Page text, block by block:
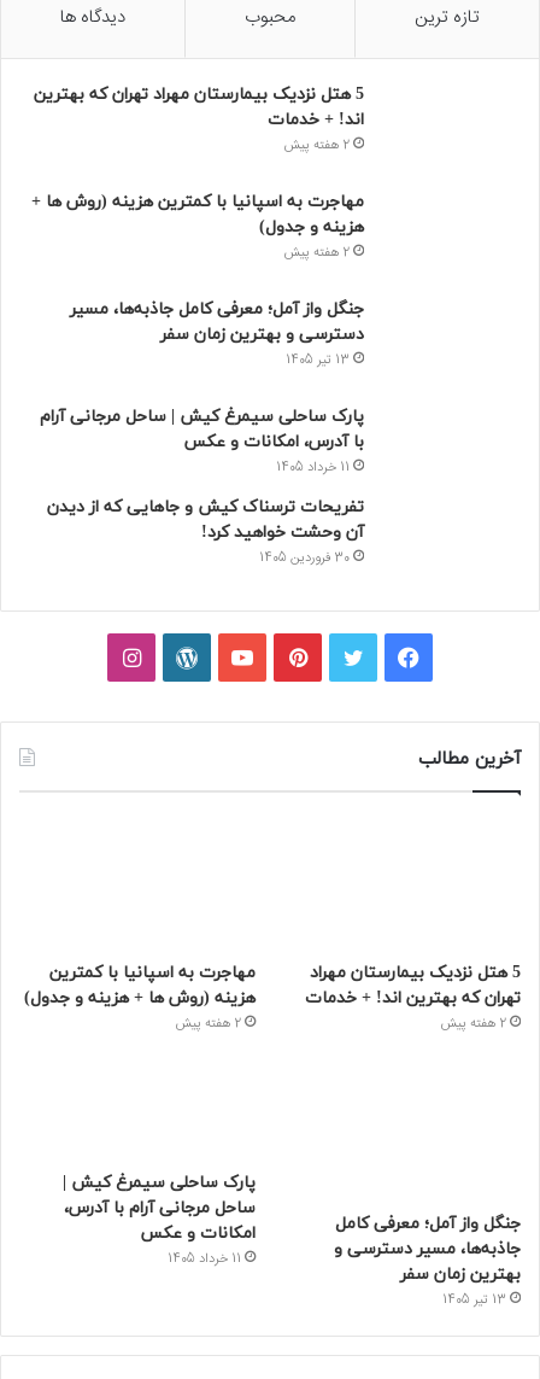
تازه ترین محبوب دیدگاه ها
5 هتل نزدیک بیمارستان مهراد تهران که بهترین‌
اند! + خدمات
2 هفته پیش
مهاجرت به اسپانیا با کمترین هزینه (روش ها +
هزینه و جدول)
2 هفته پیش
جنگل واز آمل؛ معرفی کامل جاذبه‌ها، مسیر
دسترسی و بهترین زمان سفر
13 تیر 1405
پارک ساحلی سیمرغ کیش | ساحل مرجانی آرام
با آدرس، امکانات و عکس
11 خرداد 1405
تفریحات ترسناک کیش و جاهایی که از دیدن
آن وحشت خواهید کرد!
30 فروردین 1405
فیسبوکتوییترپینتریستیوتیوبوردپرساینستاگرام
آخرین مطالب
5 هتل نزدیک بیمارستان مهراد
تهران که بهترین‌ اند! + خدمات
2 هفته پیش
مهاجرت به اسپانیا با کمترین
هزینه (روش ها + هزینه و جدول)
2 هفته پیش
جنگل واز آمل؛ معرفی کامل
جاذبه‌ها، مسیر دسترسی و
بهترین زمان سفر
13 تیر 1405
پارک ساحلی سیمرغ کیش |
ساحل مرجانی آرام با آدرس،
امکانات و عکس
11 خرداد 1405